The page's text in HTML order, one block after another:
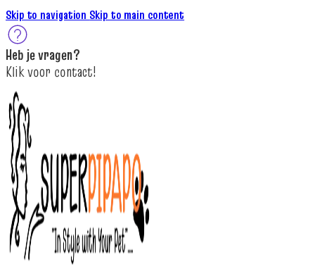
Skip to navigation Skip to main content
Heb jevragen?
Klikvoor contact!